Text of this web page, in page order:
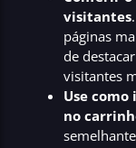
visitantes
páginas
de
visitantes
Use
no